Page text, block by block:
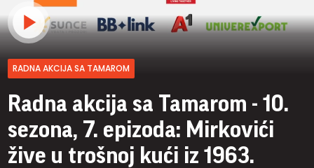
RADNA AKCIJA SA TAMAROM
Radna akcija sa Tamarom - 10.
sezona, 7. epizoda: Mirkovići
žive u trošnoj kući iz 1963.